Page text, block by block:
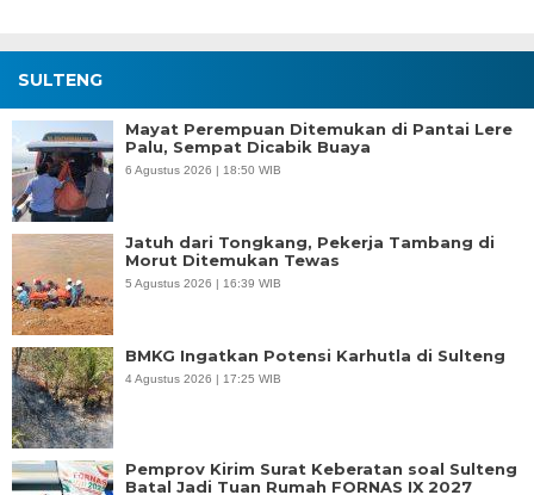
SULTENG
Mayat Perempuan Ditemukan di Pantai Lere
Palu, Sempat Dicabik Buaya
6 Agustus 2026 | 18:50 WIB
Jatuh dari Tongkang, Pekerja Tambang di
Morut Ditemukan Tewas
5 Agustus 2026 | 16:39 WIB
BMKG Ingatkan Potensi Karhutla di Sulteng
4 Agustus 2026 | 17:25 WIB
Pemprov Kirim Surat Keberatan soal Sulteng
Batal Jadi Tuan Rumah FORNAS IX 2027